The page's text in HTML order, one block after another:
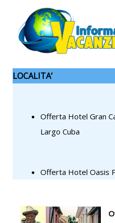
LOCALITA’
Offerta Hotel Gran
Largo Cuba
Offerta Hotel Oasis